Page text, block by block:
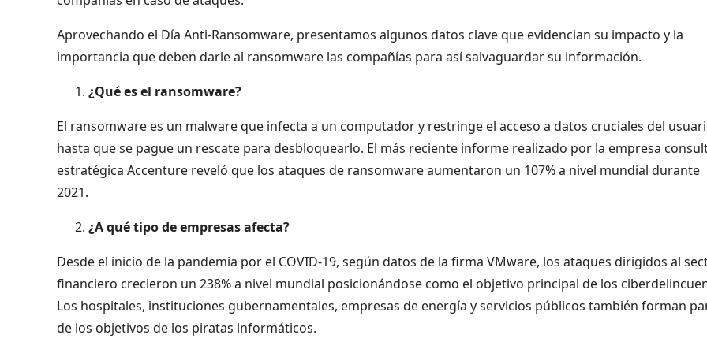
Aprovechando el Día Anti-Ransomware, presentamos algunos datos clave que evidencian su impacto y la
importancia que deben darle al ransomware las compañías para así salvaguardar su información.
¿Qué es el ransomware?
El ransomware es un malware que infecta a un computador y restringe el acceso a datos cruciales del
hasta que se pague un rescate para desbloquearlo. El más reciente informe realizado por la empresa
estratégica Accenture reveló que los ataques de ransomware aumentaron un 107% a nivel mundial durante
2021.
¿A qué tipo de empresas afecta?
Desde el inicio de la pandemia por el COVID-19, según datos de la firma VMware, los ataques dirigidos al
financiero crecieron un 238% a nivel mundial posicionándose como el objetivo principal de los
Los hospitales, instituciones gubernamentales, empresas de energía y servicios públicos también forman
de los objetivos de los piratas informáticos.